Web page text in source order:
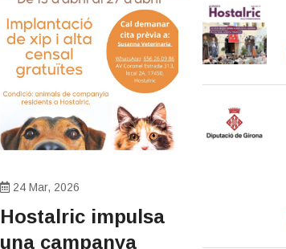
24 Mar, 2026
​Hostalric impulsa
una campanya